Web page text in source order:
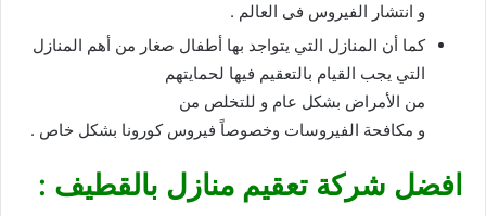
و انتشار الفيروس فى العالم .
كما أن المنازل التي يتواجد بها أطفال صغار من أهم المنازل
التي يجب القيام بالتعقيم فيها لحمايتهم
من الأمراض بشكل عام و للتخلص من
و مكافحة الفيروسات وخصوصاً فيروس كورونا بشكل خاص .
افضل شركة تعقيم منازل بالقطيف :